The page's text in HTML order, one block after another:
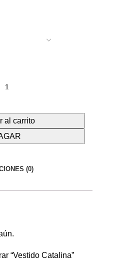
al carrito
(0)
“Vestido Catalina”